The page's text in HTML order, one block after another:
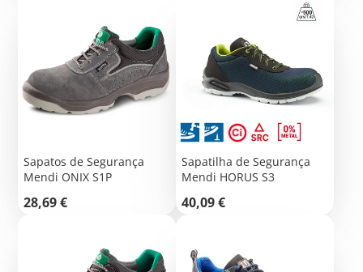
Sapatos de Segurança
Mendi ONIX S1P
Preço
28,69 €
Sapatilha de Segurança
Mendi HORUS S3
Preço
40,09 €